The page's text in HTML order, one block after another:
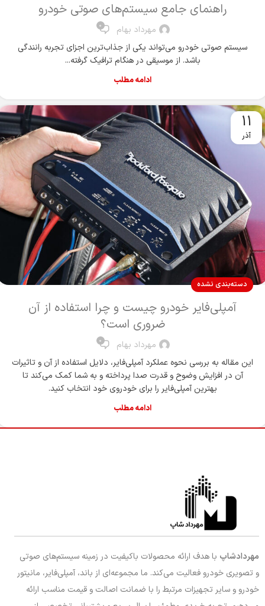
راهنمای جامع سیستم‌های صوتی خودرو
مهرداد بهام 0
سیستم صوتی خودرو می‌تواند یکی از جذاب‌ترین اجزای تجربه رانندگی
باشد. از موسیقی در هنگام ترافیک گرفته...
ادامه مطلب
11
آذر
دسته‌بندی نشده
آمپلی‌فایر خودرو چیست و چرا استفاده از آن
ضروری است؟
مهرداد بهام 0
این مقاله به بررسی نحوه عملکرد آمپلی‌فایر، دلایل استفاده از آن و تاثیرات
آن در افزایش وضوح و قدرت صدا پرداخته و به شما کمک می‌کند تا
بهترین آمپلی‌فایر را برای خودروی خود انتخاب کنید.
ادامه مطلب
مهردادشاپ با هدف ارائه محصولات باکیفیت در زمینه سیستم‌های صوتی
و تصویری خودرو فعالیت می‌کند. ما مجموعه‌ای از باند، آمپلی‌فایر، مانیتور
خودرو و سایر تجهیزات مرتبط را با ضمانت اصالت و قیمت مناسب ارائه